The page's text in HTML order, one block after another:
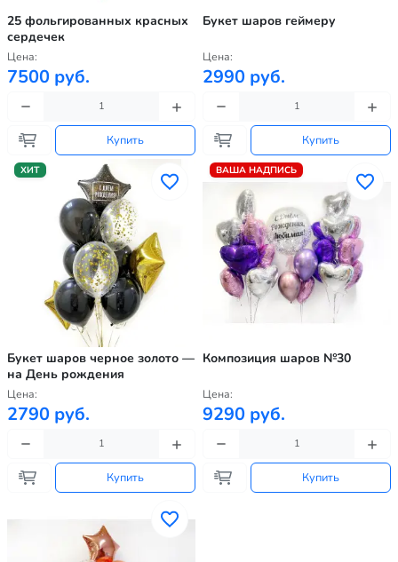
25 фольгированных красных
сердечек
Цена:
7500 руб.
Купить
Букет шаров геймеру
Цена:
2990 руб.
Купить
ХИТ
Букет шаров черное золото —
на День рождения
Цена:
2790 руб.
Купить
ВАША НАДПИСЬ
Композиция шаров №30
Цена:
9290 руб.
Купить